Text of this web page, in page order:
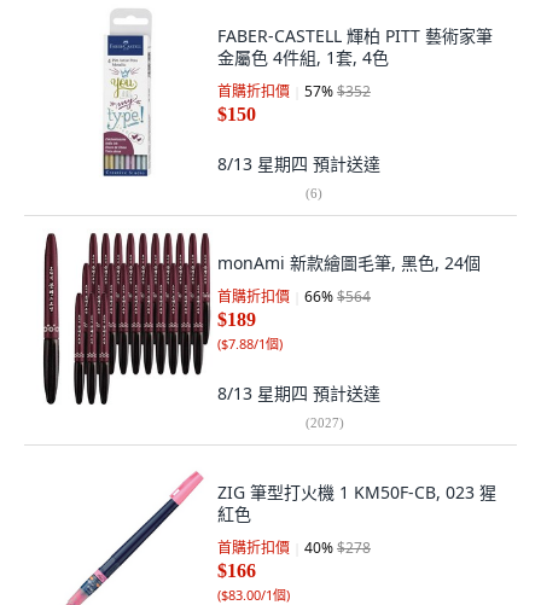
FABER-CASTELL 輝柏 PITT 藝術家筆
金屬色 4件組, 1套, 4色
首購折扣價 57%$352
$150
8/13 星期四 預計送達
(6)
monAmi 新款繪圖毛筆, 黑色, 24個
首購折扣價 66%$564
$189
($7.88/1個)
8/13 星期四 預計送達
(2027)
ZIG 筆型打火機 1 KM50F-CB, 023 猩
紅色
首購折扣價 40%$278
$166
($83.00/1個)